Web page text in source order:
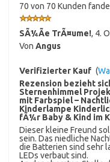
70 von 70 Kunden
SÃ¼Ãe TrÃ¤ume!, 4.
Von Angus
Verifizierter Kauf (
Rezension bezieht
Sternenhimmel
mit Farbspiel –
Kinderlampe
fÃ¼r Baby & Kind im
Dieser kleine Freund
sein. Das niedliche
die Batterien sind sehr
LEDs verbaut sind.